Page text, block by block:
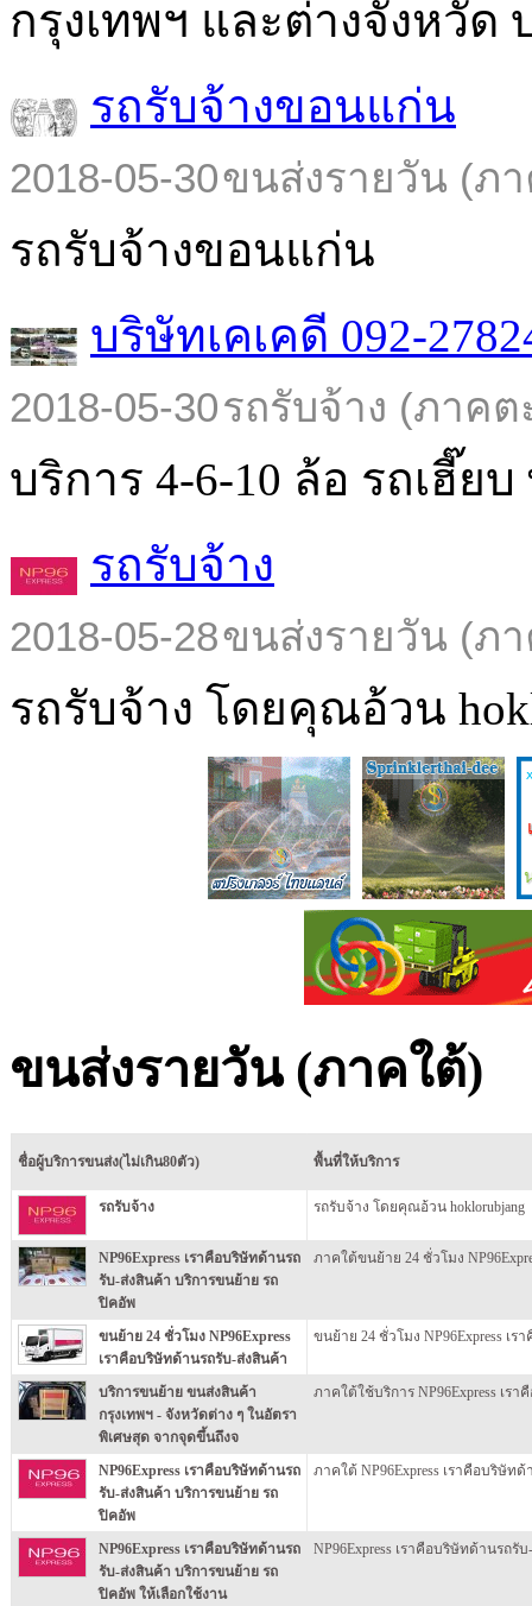
กรุงเทพฯ และต่างจังหวัด
รถรับจ้างขอนแก่น
2018-05-30ขนส่งรายวัน (ภ
รถรับจ้างขอนแก่น
บริษัทเคเคดี 092-
2018-05-30รถรับจ้าง (ภาคต
บริการ 4-6-10 ล้อ รถเฮี๊ยบ
รถรับจ้าง
2018-05-28ขนส่งรายวัน (ภ
รถรับจ้าง โดยคุณอ้วน
ขนส่งรายวัน (ภาคใต้)
ชื่อผู้บริการขนส่ง(ไม่เกิน80ตัว) พื้นที่ให้บริการ
รถรับจ้าง รถรับจ้าง โดยคุณอ้วน hoklorubjang
NP96Express เราคือบริษัทด้านรถ
รับ-ส่งสินค้า บริการขนย้าย รถ
ปิคอัพ
ภาคใต้ขนย้าย 24 ชั่วโมง
ขนย้าย 24 ชั่วโมง NP96Express
เราคือบริษัทด้านรถรับ-ส่งสินค้า
ขนย้าย 24 ชั่วโมง NP96Express เ
บริการขนย้าย ขนส่งสินค้า
กรุงเทพฯ - จังหวัดต่าง ๆ ในอัตรา
พิเศษสุด จากจุดขึ้นถึงจ
ภาคใต้ใช้บริการ NP96Express เร
NP96Express เราคือบริษัทด้านรถ
รับ-ส่งสินค้า บริการขนย้าย รถ
ปิคอัพ
ภาคใต้ NP96Express เราคือบริษัท
NP96Express เราคือบริษัทด้านรถ
รับ-ส่งสินค้า บริการขนย้าย รถ
ปิคอัพ ให้เลือกใช้งาน
NP96Express เราคือบริษัทด้านรถรั